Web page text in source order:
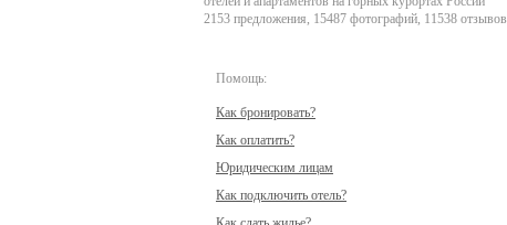
2153 предложения, 15487 фотографий, 11538 отзывов
Помощь:
Как бронировать?
Как оплатить?
Юридическим лицам
Как подключить отель?